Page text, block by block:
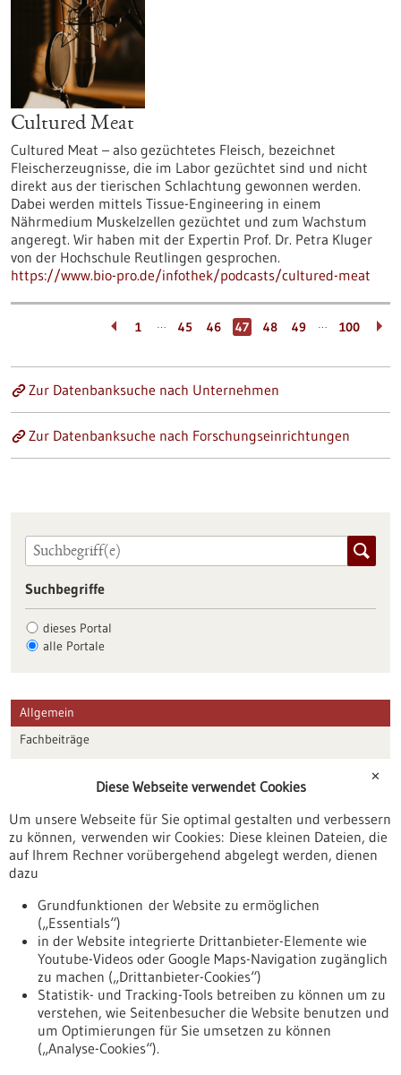
Cultured Meat
Cultured Meat – also gezüchtetes Fleisch, bezeichnet
Fleischerzeugnisse, die im Labor gezüchtet sind und nicht
direkt aus der tierischen Schlachtung gewonnen werden.
Dabei werden mittels Tissue-Engineering in einem
Nährmedium Muskelzellen gezüchtet und zum Wachstum
angeregt. Wir haben mit der Expertin Prof. Dr. Petra Kluger
von der Hochschule Reutlingen gesprochen.
https://www.bio-pro.de/infothek/podcasts/cultured-meat
1 … 45 46 47 48 49 … 100
Zur Datenbanksuche nach Unternehmen
Zur Datenbanksuche nach Forschungseinrichtungen
Suchbegriffe
dieses Portal
alle Portale
Allgemein
Fachbeiträge
Veranstaltungen
Erscheinungsdatum
Nach oben
✕
Diese Webseite verwendet Cookies
Um unsere Webseite für Sie optimal gestalten und verbessern
zu können, verwenden wir Cookies: Diese kleinen Dateien, die
auf Ihrem Rechner vorübergehend abgelegt werden, dienen
dazu
Grundfunktionen der Website zu ermöglichen
(„Essentials“)
in der Website integrierte Drittanbieter-Elemente wie
Youtube-Videos oder Google Maps-Navigation zugänglich
zu machen („Drittanbieter-Cookies“)
Statistik- und Tracking-Tools betreiben zu können um zu
verstehen, wie Seitenbesucher die Website benutzen und
um Optimierungen für Sie umsetzen zu können
(„Analyse-Cookies“).